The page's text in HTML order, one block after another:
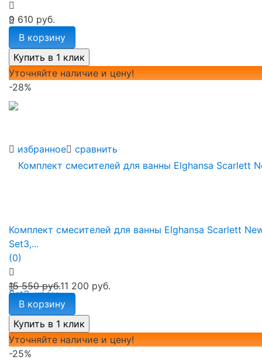
избранное сравнить
9 610 руб.
В корзину
Уточняйте наличие и цену!
-28%
Комплект смесителей для ванны Elghansa Scarlett
Set3,...
(0)
15 550 руб.11 200 руб.
В корзину
Уточняйте наличие и цену!
-25%